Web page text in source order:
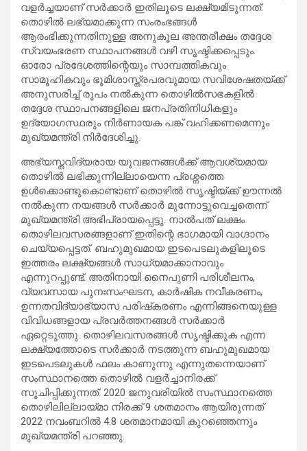
വളർച്ചയാണ് സർക്കാർ ഇതിലൂടെ ലക്ഷ്യമിടുന്നത്.
തൊഴിൽ ലഭ്യമാക്കുന്ന സംരംഭങ്ങൾ
ആരംഭിക്കുന്നതിനുള്ള അനുകൂല അന്തരീക്ഷം തദ്ദേശ
സ്വയംഭരണ സ്ഥാപനങ്ങൾ വഴി സൃഷ്ടിക്കപ്പെടും.
ഓരോ പ്രദേശത്തിന്റെയും സാമ്പത്തികവും
സാമൂഹികവും ഭൂമിശാസ്ത്രപരവുമായ സവിശേഷതയ്ക്ക്
അനുസരിച്ച് രൂപം നൽകുന്ന തൊഴിൽസഭകളിൽ
തദ്ദേശ സ്ഥാപനങ്ങളിലെ ജനപ്രതിനിധികളും
ഉദ്യോഗസ്ഥരും നിർണായക പങ്ക് വഹിക്കണമെന്നും
മുഖ്യമന്ത്രി നിർദേശിച്ചു.
അഭ്യസ്തവിദ്യരായ യുവജനങ്ങൾക്ക് ആവശ്യമായ
തൊഴിൽ ലഭിക്കുന്നില്ലായെന്ന പ്രശ്നത്തെ
ഉൾക്കൊണ്ടുകൊണ്ടാണ് തൊഴിൽ സൃഷ്ടിയ്ക്ക് ഊന്നൽ
നൽകുന്ന നയങ്ങൾ സർക്കാർ മുന്നോട്ടുവെച്ചതെന്ന്
മുഖ്യമന്ത്രി അഭിപ്രായപ്പെട്ടു. നാൽപത് ലക്ഷം
തൊഴിലവസരങ്ങളാണ് ഇതിന്റെ ഭാഗമായി വാഗ്ദാനം
ചെയ്യപ്പെട്ടത്. ബഹുമുഖമായ ഇടപെടലുകളിലൂടെ
ഇത്തരം ലക്ഷ്യങ്ങൾ സാധ്യമാക്കാനാവും
എന്നുറപ്പുണ്ട്. അതിനായി നൈപുണി പരിശീലനം,
വ്യവസായ പുനഃസംഘടന, കാർഷിക നവീകരണം,
ഉന്നതവിദ്യാഭ്യാസ പരിഷ്‌കരണം എന്നിങ്ങനെയുള്ള
വിവിധങ്ങളായ പ്രവർത്തനങ്ങൾ സർക്കാർ
ഏറ്റെടുത്തു. തൊഴിലവസരങ്ങൾ സൃഷ്ടിക്കുക എന്ന
ലക്ഷ്യത്തോടെ സർക്കാർ നടത്തുന്ന ബഹുമുഖമായ
ഇടപെടലുകൾ ഫലം കാണുന്നു എന്നുതന്നെയാണ്
സംസ്ഥാനത്തെ തൊഴിൽ വളർച്ചാനിരക്ക്
സൂചിപ്പിക്കുന്നത്. 2020 ജനുവരിയിൽ സംസ്ഥാനത്തെ
തൊഴിലില്ലായ്മാ നിരക്ക് 9 ശതമാനം ആയിരുന്നത്
2022 നവംബറിൽ 4.8 ശതമാനമായി കുറഞ്ഞെന്നും
മുഖ്യമന്ത്രി പറഞ്ഞു.